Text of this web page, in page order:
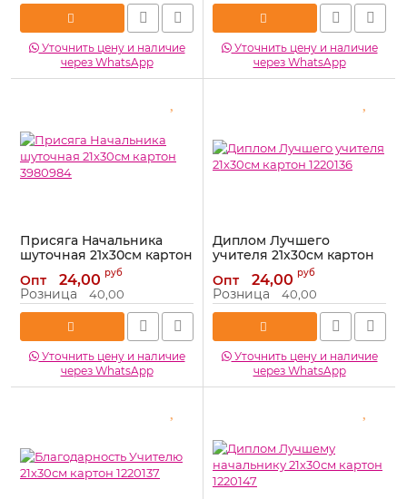
РАСПРОДАЖА
Уточнить цену и наличие
через WhatsApp
Уточнить цену и наличие
через WhatsApp
Присяга Начальника
шуточная 21х30см картон
Артикул: 3980984
Опт 24,00 руб
Розница 40,00
Уточнить цену и наличие
через WhatsApp
Диплом Лучшего
учителя 21х30см картон
Артикул: 1220136
Опт 24,00 руб
Розница 40,00
Уточнить цену и наличие
через WhatsApp